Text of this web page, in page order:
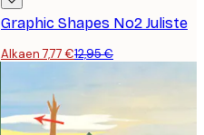
Graphic Shapes No2 Juliste
Alkaen 7,77 €12,95 €